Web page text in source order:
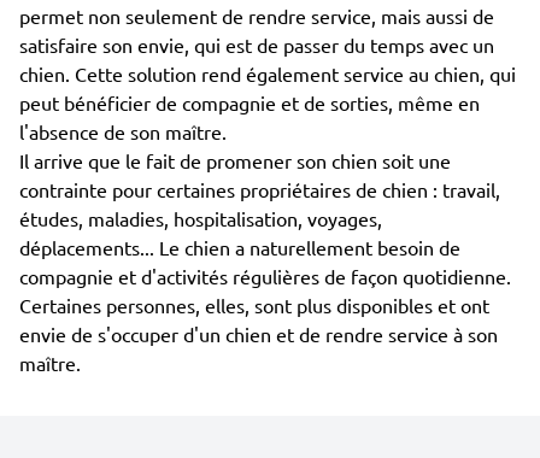
permet non seulement de rendre service, mais aussi de
satisfaire son envie, qui est de passer du temps avec un
chien. Cette solution rend également service au chien, qui
peut bénéficier de compagnie et de sorties, même en
l'absence de son maître.
Il arrive que le fait de promener son chien soit une
contrainte pour certaines propriétaires de chien : travail,
études, maladies, hospitalisation, voyages,
déplacements... Le chien a naturellement besoin de
compagnie et d'activités régulières de façon quotidienne.
Certaines personnes, elles, sont plus disponibles et ont
envie de s'occuper d'un chien et de rendre service à son
maître.